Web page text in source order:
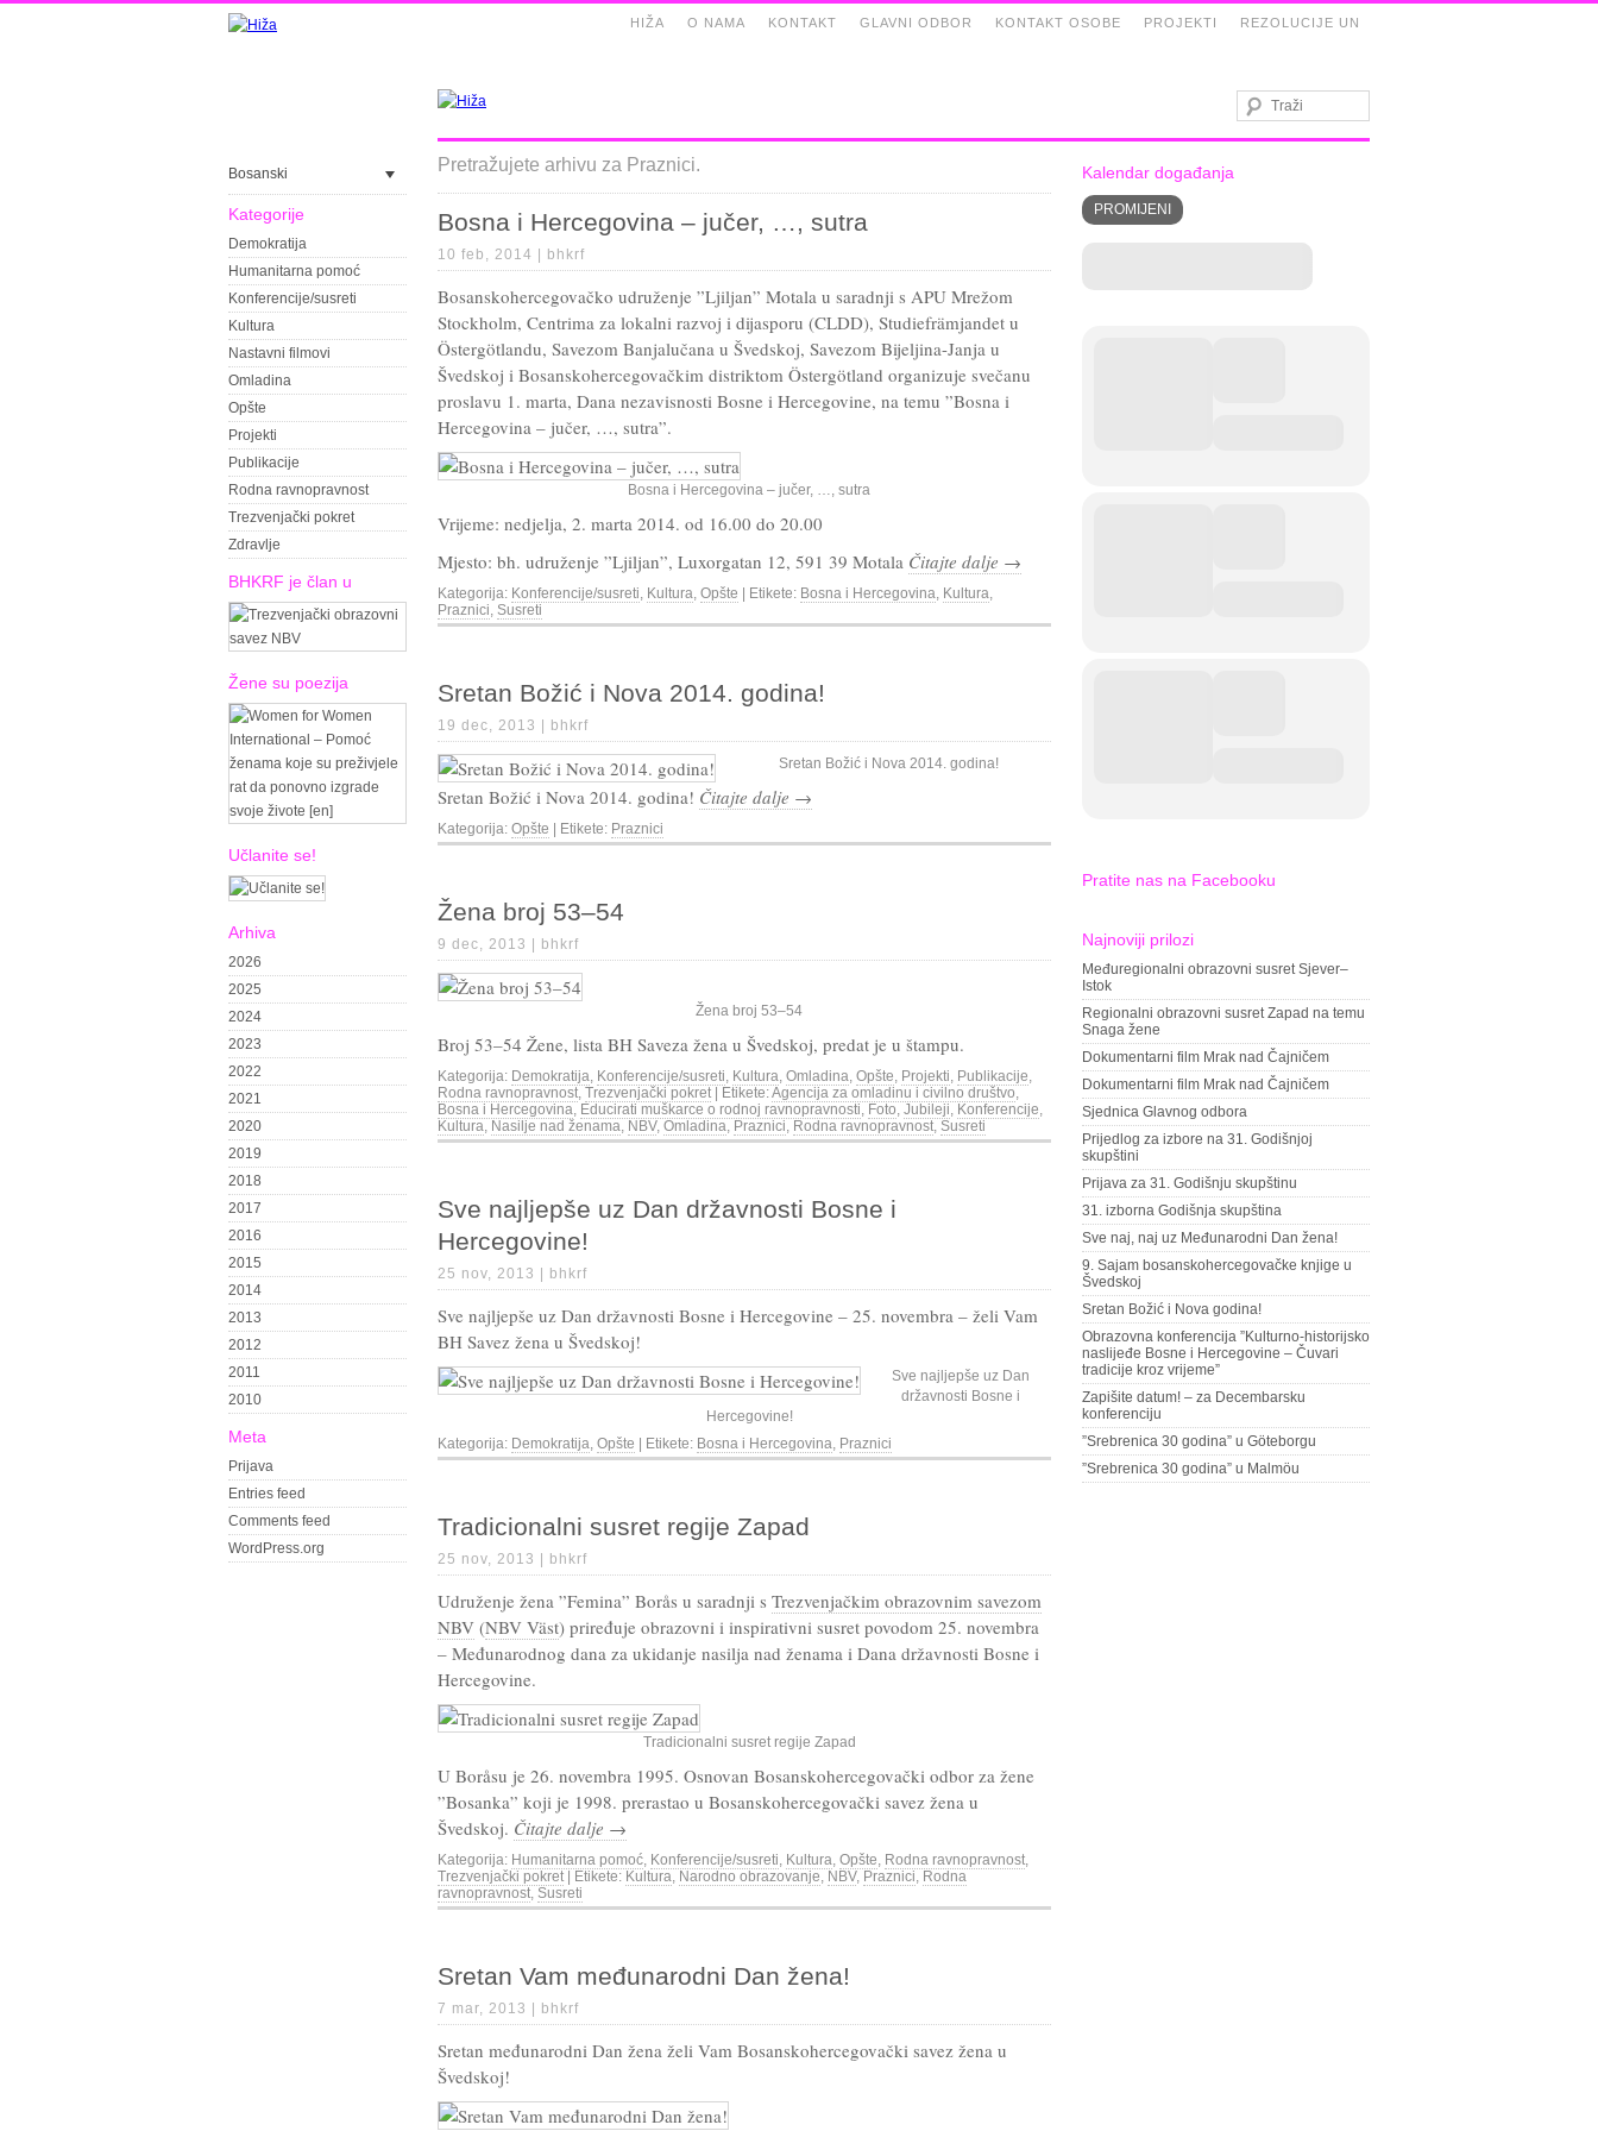
REZOLUCIJE UN
PROJEKTI
KONTAKT OSOBE
GLAVNI ODBOR
KONTAKT
O NAMA
HIŽA
Bosanski
Kategorije
Demokratija
Humanitarna pomoć
Konferencije/susreti
Kultura
Nastavni filmovi
Omladina
Opšte
Projekti
Publikacije
Rodna ravnopravnost
Trezvenjački pokret
Zdravlje
BHKRF je član u
Žene su poezija
Učlanite se!
Arhiva
2026
2025
2024
2023
2022
2021
2020
2019
2018
2017
2016
2015
2014
2013
2012
2011
2010
Meta
Prijava
Entries feed
Comments feed
WordPress.org
Pretražujete arhivu za Praznici.
Bosna i Hercegovina – jučer, …, sutra
10 feb, 2014 | bhkrf
Bosanskohercegovačko udruženje ”Ljiljan” Motala u saradnji s APU Mrežom
Stockholm, Centrima za lokalni razvoj i dijasporu (CLDD), Studiefrämjandet u
Östergötlandu, Savezom Banjalučana u Švedskoj, Savezom Bijeljina-Janja u
Švedskoj i Bosanskohercegovačkim distriktom Östergötland organizuje svečanu
proslavu 1. marta, Dana nezavisnosti Bosne i Hercegovine, na temu ”Bosna i
Hercegovina – jučer, …, sutra”.
Bosna i Hercegovina – jučer, …, sutra
Vrijeme: nedjelja, 2. marta 2014. od 16.00 do 20.00
Mjesto: bh. udruženje ”Ljiljan”, Luxorgatan 12, 591 39 Motala Čitajte dalje →
Kategorija: Konferencije/susreti, Kultura, Opšte | Etikete: Bosna i Hercegovina, Kultura,
Praznici, Susreti
Sretan Božić i Nova 2014. godina!
19 dec, 2013 | bhkrf
Sretan Božić i Nova 2014. godina!
Sretan Božić i Nova 2014. godina! Čitajte dalje →
Kategorija: Opšte | Etikete: Praznici
Žena broj 53–54
9 dec, 2013 | bhkrf
Žena broj 53–54
Broj 53–54 Žene, lista BH Saveza žena u Švedskoj, predat je u štampu.
Kategorija: Demokratija, Konferencije/susreti, Kultura, Omladina, Opšte, Projekti, Publikacije,
Rodna ravnopravnost, Trezvenjački pokret | Etikete:Agencija za omladinu i civilno društvo,
Bosna i Hercegovina, Educirati muškarce o rodnoj ravnopravnosti, Foto, Jubileji, Konferencije,
Kultura, Nasilje nad ženama, NBV, Omladina, Praznici, Rodna ravnopravnost, Susreti
Sve najljepše uz Dan državnosti Bosne i
Hercegovine!
25 nov, 2013 | bhkrf
Sve najljepše uz Dan državnosti Bosne i Hercegovine – 25. novembra – želi Vam
BH Savez žena u Švedskoj!
Sve najljepše uz Dan
državnosti Bosne i
Hercegovine!
Kategorija: Demokratija, Opšte | Etikete: Bosna i Hercegovina, Praznici
Tradicionalni susret regije Zapad
25 nov, 2013 | bhkrf
Udruženje žena ”Femina” Borås u saradnji s Trezvenjačkim obrazovnim savezom
NBV (NBV Väst) priređuje obrazovni i inspirativni susret povodom 25. novembra
– Međunarodnog dana za ukidanje nasilja nad ženama i Dana državnosti Bosne i
Hercegovine.
Tradicionalni susret regije Zapad
U Boråsu je 26. novembra 1995. Osnovan Bosanskohercegovački odbor za žene
”Bosanka” koji je 1998. prerastao u Bosanskohercegovački savez žena u
Švedskoj. Čitajte dalje →
Kategorija: Humanitarna pomoć, Konferencije/susreti, Kultura, Opšte, Rodna ravnopravnost,
Trezvenjački pokret | Etikete: Kultura, Narodno obrazovanje, NBV, Praznici, Rodna
ravnopravnost, Susreti
Sretan Vam međunarodni Dan žena!
7 mar, 2013 | bhkrf
Sretan međunarodni Dan žena želi Vam Bosanskohercegovački savez žena u
Švedskoj!
Kalendar događanja
PROMIJENI
Pratite nas na Facebooku
Najnoviji prilozi
Međuregionalni obrazovni susret Sjever–
Istok
Regionalni obrazovni susret Zapad na temu
Snaga žene
Dokumentarni film Mrak nad Čajničem
Dokumentarni film Mrak nad Čajničem
Sjednica Glavnog odbora
Prijedlog za izbore na 31. Godišnjoj
skupštini
Prijava za 31. Godišnju skupštinu
31. izborna Godišnja skupština
Sve naj, naj uz Međunarodni Dan žena!
9. Sajam bosanskohercegovačke knjige u
Švedskoj
Sretan Božić i Nova godina!
Obrazovna konferencija ”Kulturno-historijsko
naslijeđe Bosne i Hercegovine – Čuvari
tradicije kroz vrijeme”
Zapišite datum! – za Decembarsku
konferenciju
”Srebrenica 30 godina” u Göteborgu
”Srebrenica 30 godina” u Malmöu